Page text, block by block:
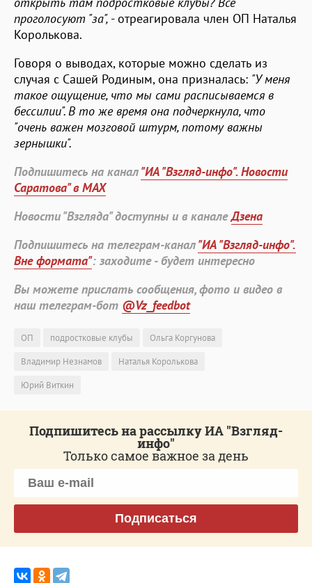
проголосуют "за", - отреагировала член ОП Наталья
Королькова.
Говоря о выводах, которые можно сделать из
случая с Сашей Родиным, она призналась: "У меня
такое ощущение, что мы сами расписываемся в
бессилии". В то же время она подчеркнула, что
"очень важен мозговой штурм, потому важны
зернышки".
Подпишитесь на канал"ИА "Взгляд-инфо". Новости
Саратова" в MAX
Новости "Взгляда" доступны и в каналеДзена
Подпишитесь на телеграм-канал"ИА "Взгляд-инфо".
Вне формата": заходите - будет интересно
Вы можете прислать сообщения, фото и видео в
наш телеграм-бот @Vz_feedbot
ОП подростковые клубы
Ольга Коргунова
Владимир Незнамов
Наталья Королькова
Юрий Виткин
Подпишитесь на рассылку ИА "Взгляд-
инфо"
Только самое важное за день
Подписаться